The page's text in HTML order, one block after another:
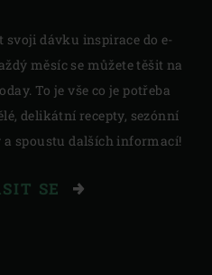
svoji dávku inspirace do e-
měsíc se můžete těšit na
To je vše co je potřeba
delikátní recepty, sezónní
spoustu dalších informací!
SE